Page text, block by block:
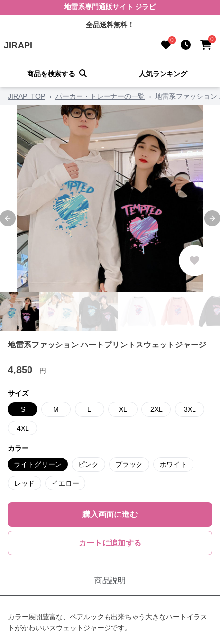
地雷系専門通販サイト ジラピ
全品送料無料！
JIRAPI 0 0
商品を検索する 人気ランキング
JIRAPI TOP › パーカー・トレーナーの一覧 › 地雷系ファッション
Previous slide
地雷系ファッション ハートプリントスウェットジャージ
4,850 円
サイズ
S M L XL 2XL 3XL
4XL
カラー
ライトグリーン ピンク ブラック ホワイト
レッド イエロー
購入画面に進む
カートに追加する
商品説明
カラー展開豊富な、ペアルックも出来ちゃう大きなハートイラス
トがかわいいスウェットジャージです。